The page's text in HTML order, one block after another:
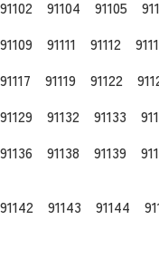
ボランティア
生涯学習・社会連携
入試情報サイト
91102 91104 91105
91109 91111 91112
91117 91119 91122
91129 91132 91133
91136 91138 91139
91142 91143 91144